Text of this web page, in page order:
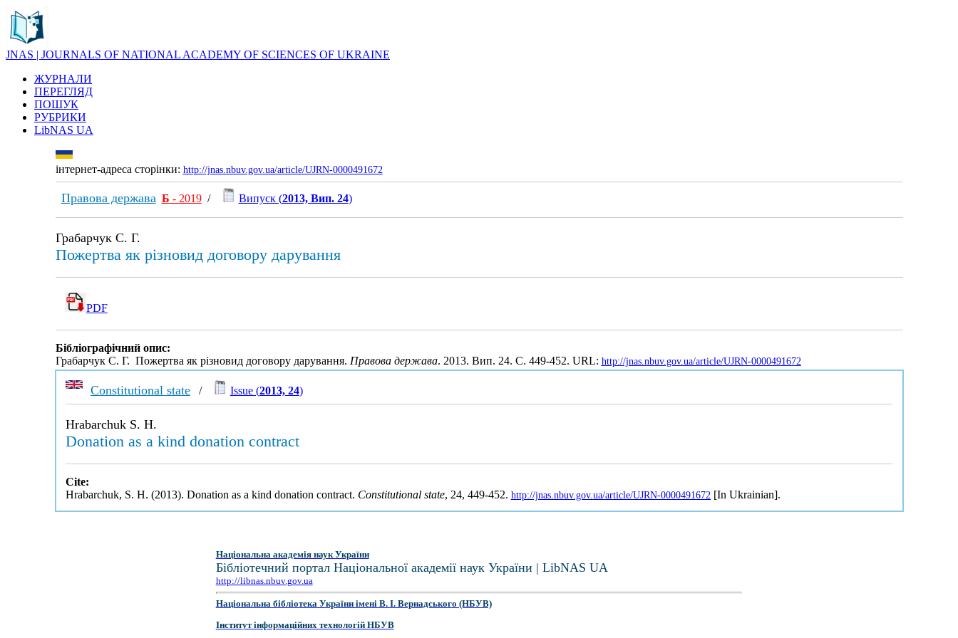
JNAS | JOURNALS OF NATIONAL ACADEMY OF SCIENCES OF UKRAINE
ЖУРНАЛИ
ПЕРЕГЛЯД
ПОШУК
РУБРИКИ
LibNAS UA
інтернет-адреса сторінки: http://jnas.nbuv.gov.ua/article/UJRN-0000491672
Правова держава Б - 2019/ Випуск (2013, Вип. 24)
Грабарчук С. Г.
Пожертва як різновид договору дарування
PDF
Бібліографічний опис:
Грабарчук С. Г. Пожертва як різновид договору дарування. Правова держава. 2013. Вип. 24. С. 449-452. URL: http://jnas.nbuv.gov.ua/article/UJRN-0000491672
Constitutional state/ Issue (2013, 24)
Hrabarchuk S. H.
Donation as a kind donation contract
Cite:
Hrabarchuk, S. H. (2013). Donation as a kind donation contract. Constitutional state, 24, 449-452. http://jnas.nbuv.gov.ua/article/UJRN-0000491672 [In Ukrainian].
Національна академія наук України
Бібліотечний портал Національної академії наук України | LibNAS UA
http://libnas.nbuv.gov.ua
Національна бібліотека України імені В. І. Вернадського (НБУВ)
Інститут інформаційних технологій НБУВ